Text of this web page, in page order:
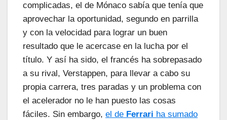
complicadas, el de Mónaco sabía que tenía que
aprovechar la oportunidad, segundo en parrilla
y con la velocidad para lograr un buen
resultado que le acercase en la lucha por el
título. Y así ha sido, el francés ha sobrepasado
a su rival, Verstappen, para llevar a cabo su
propia carrera, tres paradas y un problema con
el acelerador no le han puesto las cosas
fáciles. Sin embargo, el de Ferrari ha sumado